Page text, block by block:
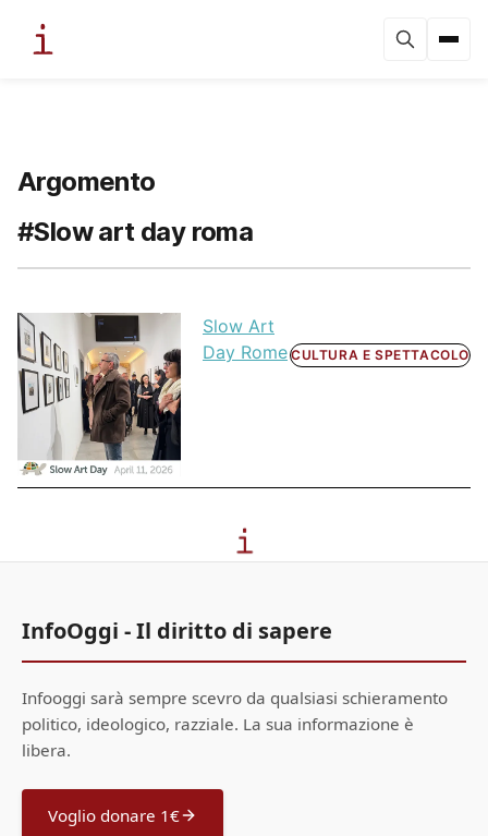
Argomento
#Slow art day roma
Slow Art
Day Rome CULTURA E SPETTACOLO
InfoOggi - Il diritto di sapere
Infooggi sarà sempre scevro da qualsiasi schieramento
politico, ideologico, razziale. La sua informazione è
libera.
Voglio donare 1€